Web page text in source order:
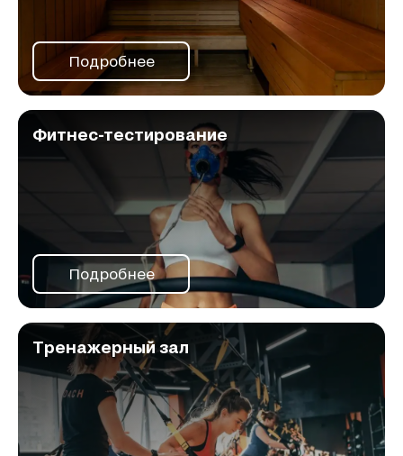
Подробнее
Фитнес-тестирование
Подробнее
Тренажерный зал